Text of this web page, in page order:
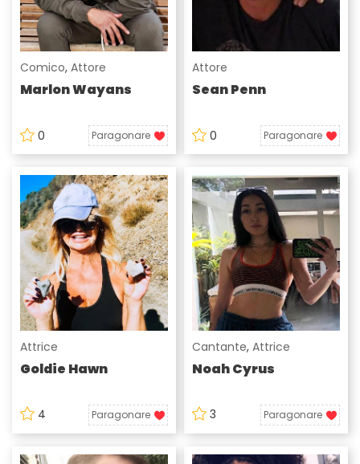
Comico, Attore
Marlon Wayans
0 Paragonare
Attore
Sean Penn
0 Paragonare
Attrice
Goldie Hawn
4 Paragonare
Cantante, Attrice
Noah Cyrus
3 Paragonare